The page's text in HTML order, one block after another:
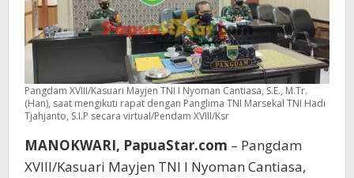
Pangdam XVIII/Kasuari Mayjen TNI I Nyoman Cantiasa, S.E., M.Tr.
(Han), saat mengikuti rapat dengan Panglima TNI Marsekal TNI Hadi
Tjahjanto, S.I.P secara virtual/Pendam XVIII/Ksr
MANOKWARI, PapuaStar.com – Pangdam
XVIII/Kasuari Mayjen TNI I Nyoman Cantiasa,